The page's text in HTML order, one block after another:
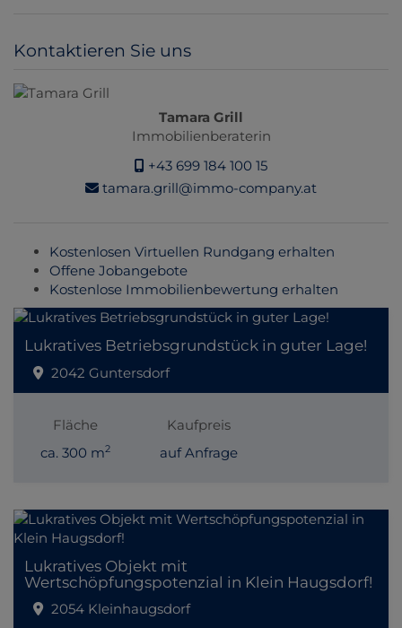
Kontaktieren Sie uns
Tamara Grill
Immobilienberaterin
+43 699 184 100 15
tamara.grill@immo-company.at
Kostenlosen Virtuellen Rundgang erhalten
Offene Jobangebote
Kostenlose Immobilienbewertung erhalten
Lukratives Betriebsgrundstück in guter Lage!
2042 Guntersdorf
Fläche
ca. 300 m2
Kaufpreis
auf Anfrage
Lukratives Objekt mit
Wertschöpfungspotenzial in Klein Haugsdorf!
2054 Kleinhaugsdorf